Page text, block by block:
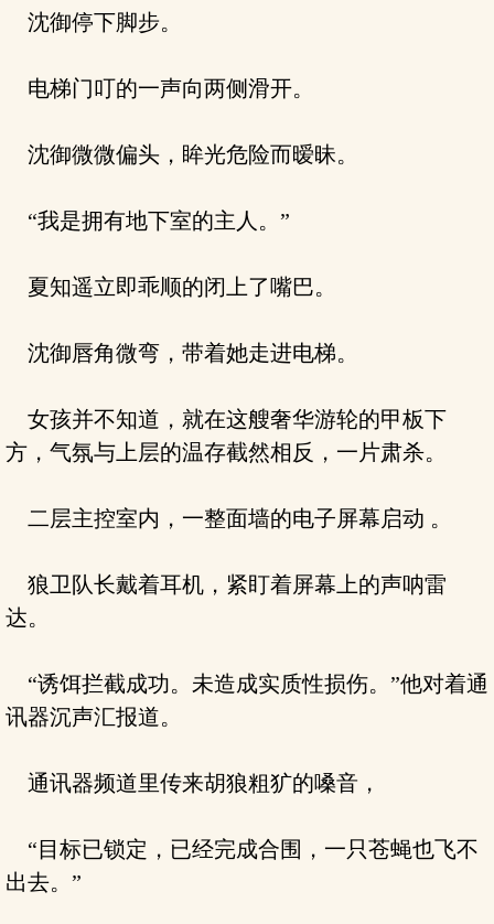
沈御停下脚步。
电梯门叮的一声向两侧滑开。
沈御微微偏头，眸光危险而暧昧。
“我是拥有地下室的主人。”
夏知遥立即乖顺的闭上了嘴巴。
沈御唇角微弯，带着她走进电梯。
女孩并不知道，就在这艘奢华游轮的甲板下
方，气氛与上层的温存截然相反，一片肃杀。
二层主控室内，一整面墙的电子屏幕启动 。
狼卫队长戴着耳机，紧盯着屏幕上的声呐雷
达。
“诱饵拦截成功。未造成实质性损伤。”他对着通
讯器沉声汇报道。
通讯器频道里传来胡狼粗犷的嗓音，
“目标已锁定，已经完成合围，一只苍蝇也飞不
出去。”